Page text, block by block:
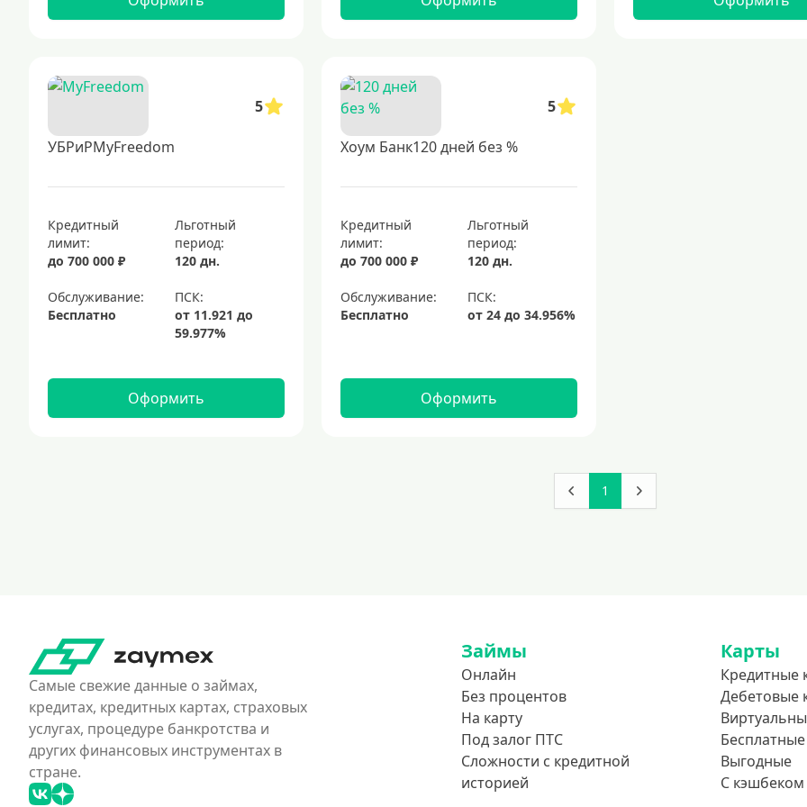
5
УБРиРMyFreedom
Кредитный
лимит:
до 700 000 ₽
Льготный
период:
120 дн.
Обслуживание:
Бесплатно
Оформить
5
Хоум Банк120 дней без %
Кредитный
лимит:
до 700 000 ₽
Льготный
период:
120 дн.
Обслуживание:
Бесплатно
Оформить
1
Самые свежие данные о займах,
кредитах, кредитных картах, страховых
услугах, процедуре банкротства и
других финансовых инструментах в
стране.
Займы
Онлайн
Без процентов
На карту
Под залог ПТС
Сложности с кредитной
историей
Карты
Кредитные
Дебетовые
Бесплатные
Выгодные
С кэшбеком